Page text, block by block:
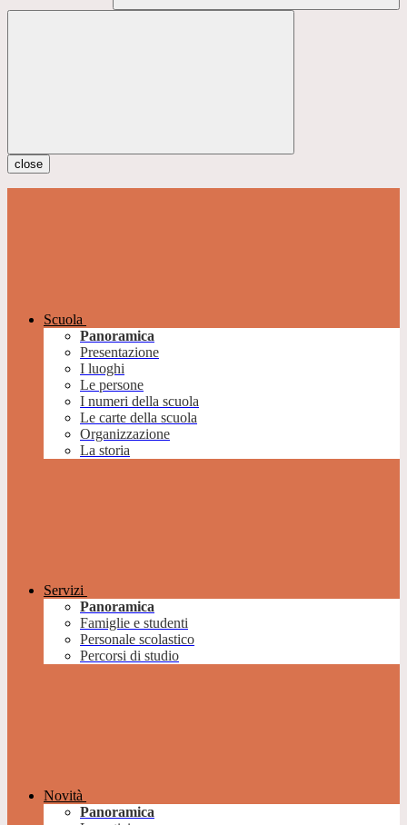
close
Scuola
Panoramica
Presentazione
I luoghi
Le persone
I numeri della scuola
Le carte della scuola
Organizzazione
La storia
Servizi
Panoramica
Famiglie e studenti
Personale scolastico
Percorsi di studio
Novità
Panoramica